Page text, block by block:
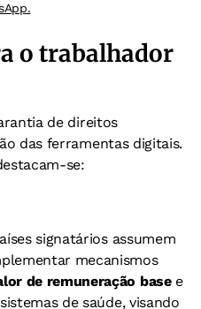
o trabalhador
de direitos
das ferramentas digitais.
se:
signatários assumem
mecanismos
de remuneração basee
de saúde, visando